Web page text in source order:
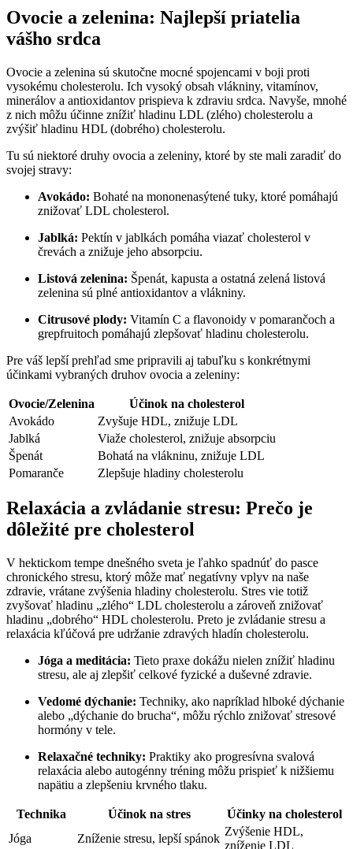
Ovocie​ a zelenina: Najlepší priatelia⁣
vášho‍ srdca
Ovocie a zelenina sú skutočne mocné spojencami v boji proti
vysokému cholesterolu. ‍Ich vysoký obsah vlákniny, vitamínov,
⁤minerálov ‍a antioxidantov prispieva k zdraviu srdca. ⁣Navyše, mnohé
z nich môžu ‌účinne znížiť hladinu LDL (zlého) cholesterolu a
zvýšiť hladinu HDL (dobrého) cholesterolu.
Tu sú niektoré druhy ‍ovocia a zeleniny, ktoré ⁣by ste‍ mali zaradiť do
svojej stravy:
Avokádo: Bohaté na mononenasýtené ​tuky, ktoré pomáhajú
znižovať LDL cholesterol.
Jablká: ⁤Pektín v jablkách pomáha viazať cholesterol v
črevách a znižuje jeho absorpciu.
Listová​ zelenina: Špenát, kapusta a⁣ ostatná zelená listová
zelenina sú plné antioxidantov a vlákniny.
Citrusové plody: Vitamín C a flavonoidy v pomarančoch a
grepfruitoch pomáhajú zlepšovať hladinu ‌cholesterolu.
Pre váš‍ lepší prehľad sme pripravili aj tabuľku s konkrétnymi
účinkami vybraných druhov ovocia a zeleniny:
Ovocie/Zelenina
Účinok na cholesterol
Avokádo
Zvyšuje HDL,⁣ znižuje LDL
Jablká
Viaže cholesterol, znižuje absorpciu
Špenát
Bohatá na vlákninu, znižuje LDL
Pomaranče
Zlepšuje hladiny cholesterolu
Relaxácia a zvládanie stresu: Prečo je
dôležité pre cholesterol
V ‌hektickom tempe dnešného sveta je ľahko⁤ spadnúť do pasce
chronického stresu,‍ ktorý môže mať negatívny vplyv na naše
zdravie, ‌vrátane zvýšenia​ hladiny cholesterolu. Stres vie totiž
⁣zvyšovať hladinu⁤ „zlého“ LDL cholesterolu a zároveň znižovať
hladinu „dobrého“ HDL cholesterolu. Preto je zvládanie stresu‌ a
⁤relaxácia kľúčová pre udržanie zdravých hladín ​cholesterolu.
Jóga a meditácia: Tieto praxe dokážu nielen⁤ znížiť‌ hladinu
stresu, ale aj zlepšiť celkové fyzické a duševné zdravie.
Vedomé dýchanie: Techniky, ako napríklad hlboké dýchanie
alebo „dýchanie do brucha“, môžu rýchlo znižovať‍ stresové‌
hormóny v tele.
Relaxačné techniky: Praktiky ako ⁣progresívna svalová
relaxácia ⁣alebo autogénny tréning ⁢môžu prispieť k nižšiemu
napätiu a zlepšeniu ‌krvného tlaku.
Technika Účinok na stres
Účinky na cholesterol
Jóga
Zníženie‌ stresu, lepší spánok
Zvýšenie HDL,
zníženie LDL